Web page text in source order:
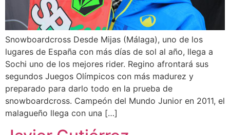
Snowboardcross Desde Mijas (Málaga), uno de los
lugares de España con más días de sol al año, llega a
Sochi uno de los mejores rider. Regino afrontará sus
segundos Juegos Olímpicos con más madurez y
preparado para darlo todo en la prueba de
snowboardcross. Campeón del Mundo Junior en 2011, el
malagueño llega con una […]